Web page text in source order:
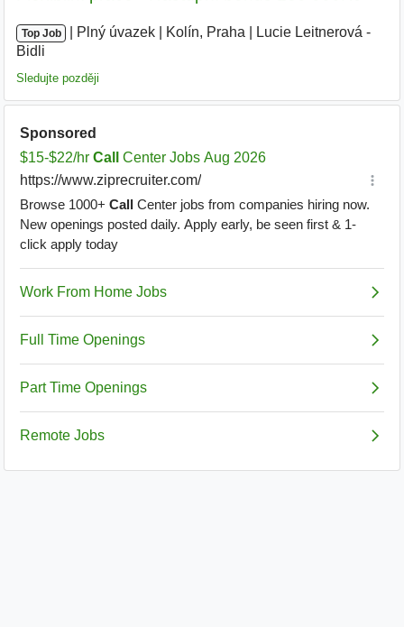
Top Job Plný úvazek Kolín, Praha
Lucie Leitnerová -
Bidli
Sledujte později